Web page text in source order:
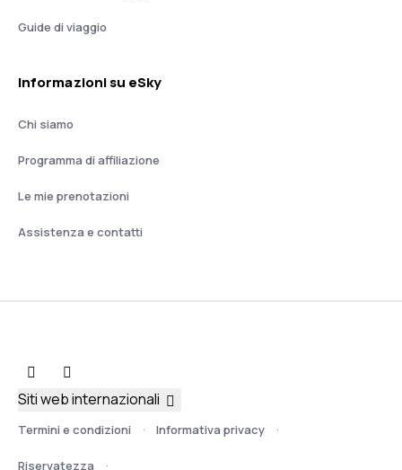
Guide di viaggio
Informazioni su eSky
Chi siamo
Programma di affiliazione
Le mie prenotazioni
Assistenza e contatti
Termini e condizioni Informativa privacy
Riservatezza
Siti web internazionali